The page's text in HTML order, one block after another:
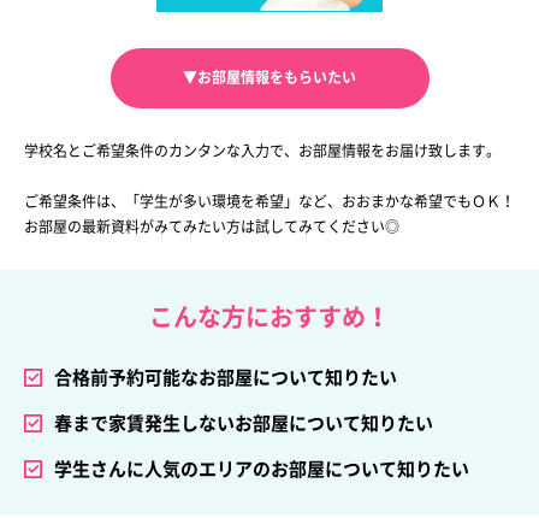
▼お部屋情報をもらいたい
学校名とご希望条件のカンタンな入力で、お部屋情報をお届け致します。
ご希望条件は、「学生が多い環境を希望」など、おおまかな希望でもＯＫ！
お部屋の最新資料がみてみたい方は試してみてください◎
こんな方におすすめ！
合格前予約可能なお部屋について知りたい
春まで家賃発生しないお部屋について知りたい
学生さんに人気のエリアのお部屋について知りたい